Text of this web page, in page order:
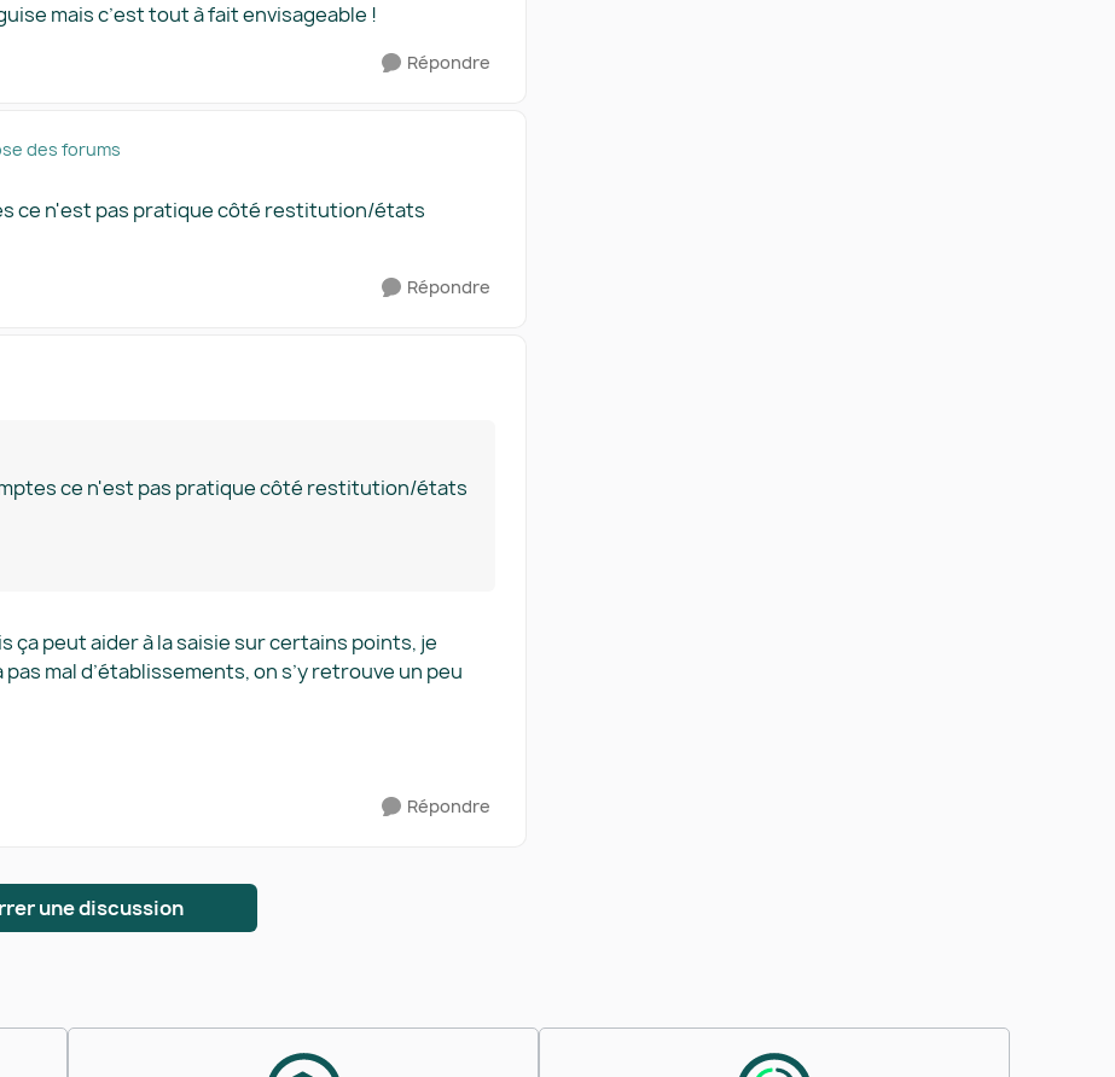
mais c’est tout à fait envisageable !
Répondre
des forums
ce n'est pas pratique côté restitution/états
Répondre
ce n'est pas pratique côté restitution/états
ça peut aider à la saisie sur certains points, je
pas mal d’établissements, on s’y retrouve un peu
Répondre
une discussion